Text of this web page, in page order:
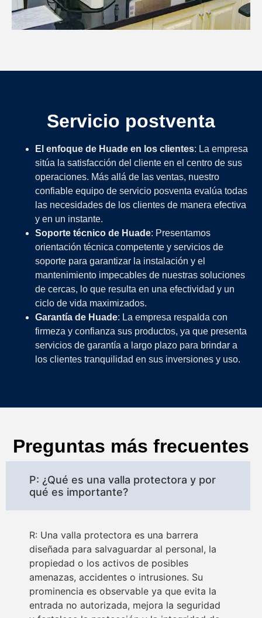
Servicio postventa
El enfoque de Huade en los clientes: La empresa
sitúa la satisfacción del cliente en el centro de sus
operaciones. Más allá de las ventas, nuestro
confiable equipo de servicio posventa evalúa todas
las necesidades de los clientes de manera efectiva
y en un instante.
Soporte técnico de Huade: Presentamos
orientación técnica competente y servicios de
soporte para garantizar la instalación y el
mantenimiento impecables de nuestras soluciones
de cercas, lo que resulta en una efectividad y un
ciclo de vida maximizados.
Garantía de Huade: La empresa respalda con
firmeza y confianza sus productos, ya que presenta
servicios de garantía a largo plazo para brindar a
los clientes tranquilidad en sus inversiones y uso.
Preguntas más frecuentes
P: ¿Qué es una valla protectora y por
qué es importante?
R: Una valla protectora es una barrera
diseñada para salvaguardar al personal, la
propiedad o los activos de posibles
amenazas, accidentes o intrusiones. Su
prominencia es observable ya que evita la
entrada no autorizada, mejora la seguridad